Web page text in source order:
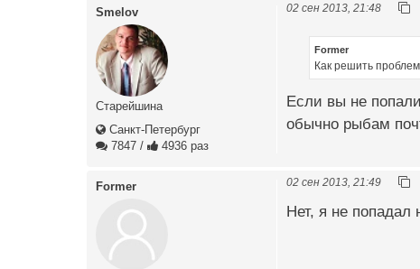
Smelov
Старейшина
Санкт-Петербург
7847 / 4936 раз
02 сен 2013, 21:48
Former
Как решить
Если вы не
обычно рыбам
Former 02 сен 2013, 21:49
Нет, я не попадал